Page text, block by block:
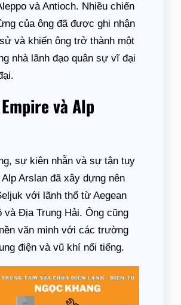
và Antioch. Nhiều chiến
của ông đã được ghi nhận
và khiến ông trở thành một
nhà lãnh đạo quân sự vĩ đại
và Alp
sự kiên nhẫn và sự tận tụy
Arslan đã xây dựng nên
với lãnh thổ từ Aegean
và Địa Trung Hải. Ông cũng
văn minh với các trường
điện và vũ khí nổi tiếng.